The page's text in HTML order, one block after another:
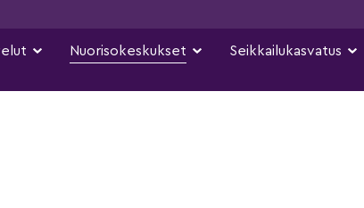
Nuorisokeskukset Seikkailukasvatus